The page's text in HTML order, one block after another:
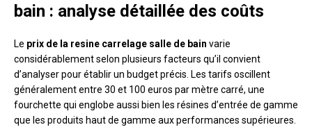
bain : analyse détaillée des coûts
Le prix de la resine carrelage salle de bain varie
considérablement selon plusieurs facteurs qu’il convient
d’analyser pour établir un budget précis. Les tarifs oscillent
généralement entre 30 et 100 euros par mètre carré, une
fourchette qui englobe aussi bien les résines d’entrée de gamme
que les produits haut de gamme aux performances supérieures.